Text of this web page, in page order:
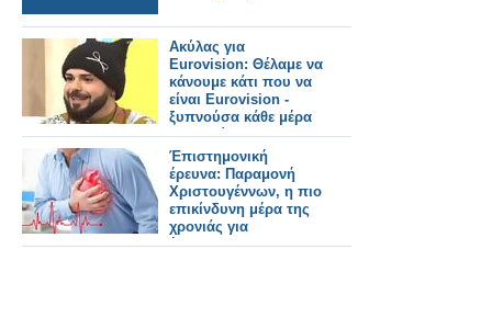
Ακύλας για
Eurovision: Θέλαμε να
κάνουμε κάτι που να
είναι Eurovision -
ξυπνούσα κάθε μέρα
το πρωί στον
καθρέφτη μου και το
χόρευα
Έπιστημονική
έρευνα: Παραμονή
Χριστουγέννων, η πιο
επικίνδυνη μέρα της
χρονιάς για
έμφραγμα!